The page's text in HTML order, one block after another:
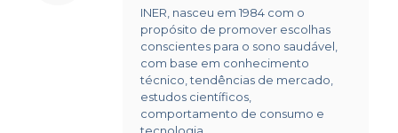
INER, nasceu em 1984 com o
propósito de promover escolhas
conscientes para o sono saudável,
com base em conhecimento
técnico, tendências de mercado,
estudos científicos,
comportamento de consumo e